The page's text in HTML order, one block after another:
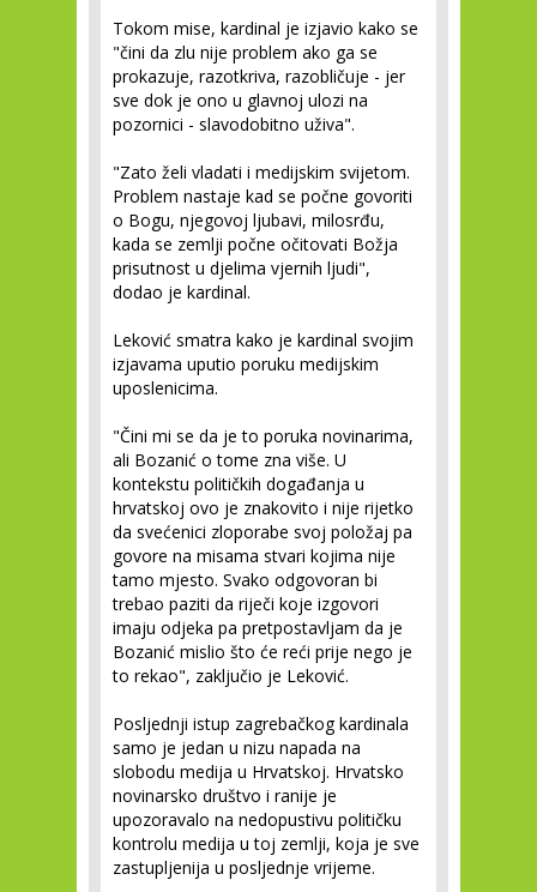
Tokom mise, kardinal je izjavio kako se
"čini da zlu nije problem ako ga se
prokazuje, razotkriva, razobličuje - jer
sve dok je ono u glavnoj ulozi na
pozornici - slavodobitno uživa".
"Zato želi vladati i medijskim svijetom.
Problem nastaje kad se počne govoriti
o Bogu, njegovoj ljubavi, milosrđu,
kada se zemlji počne očitovati Božja
prisutnost u djelima vjernih ljudi",
dodao je kardinal.
Leković smatra kako je kardinal svojim
izjavama uputio poruku medijskim
uposlenicima.
"Čini mi se da je to poruka novinarima,
ali Bozanić o tome zna više. U
kontekstu političkih događanja u
hrvatskoj ovo je znakovito i nije rijetko
da svećenici zloporabe svoj položaj pa
govore na misama stvari kojima nije
tamo mjesto. Svako odgovoran bi
trebao paziti da riječi koje izgovori
imaju odjeka pa pretpostavljam da je
Bozanić mislio što će reći prije nego je
to rekao", zaključio je Leković.
Posljednji istup zagrebačkog kardinala
samo je jedan u nizu napada na
slobodu medija u Hrvatskoj. Hrvatsko
novinarsko društvo i ranije je
upozoravalo na nedopustivu političku
kontrolu medija u toj zemlji, koja je sve
zastupljenija u posljednje vrijeme.